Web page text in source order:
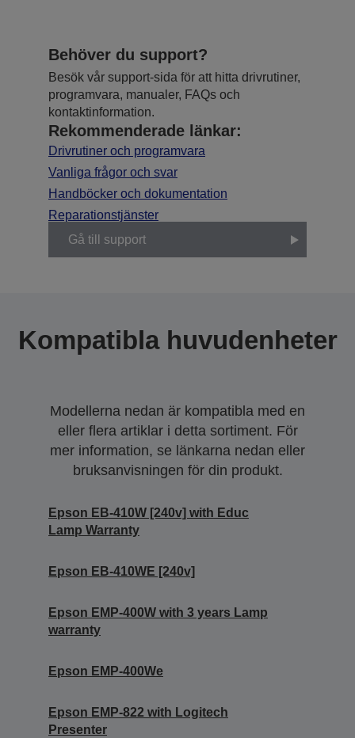
Behöver du support?
Besök vår support-sida för att hitta drivrutiner,
programvara, manualer, FAQs och
kontaktinformation.
Rekommenderade länkar:
Drivrutiner och programvara
Vanliga frågor och svar
Handböcker och dokumentation
Reparationstjänster
Gå till support
Kompatibla huvudenheter
Modellerna nedan är kompatibla med en
eller flera artiklar i detta sortiment. För
mer information, se länkarna nedan eller
bruksanvisningen för din produkt.
Epson EB-410W [240v] with Educ
Lamp Warranty
Epson EB-410WE [240v]
Epson EMP-400W with 3 years Lamp
warranty
Epson EMP-400We
Epson EMP-822 with Logitech
Presenter